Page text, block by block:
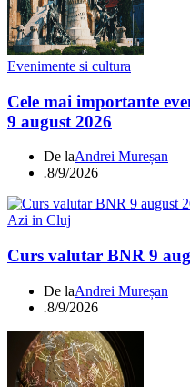
Evenimente si cultura
Cele mai importante
9 august 2026
De laAndrei Mureșan
.8/9/2026
Azi in Cluj
Curs valutar BNR 9
De laAndrei Mureșan
.8/9/2026